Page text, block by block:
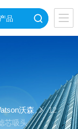
沃森
12
芯吸头